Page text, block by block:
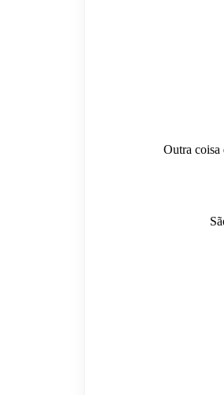
Outra coisa